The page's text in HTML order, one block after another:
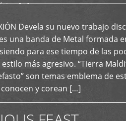
[…]
Devela su nuevo trabajo
una banda de Metal formada
para ese tiempo de las
más agresivo. “Tierra
son temas emblema de
y corean […]